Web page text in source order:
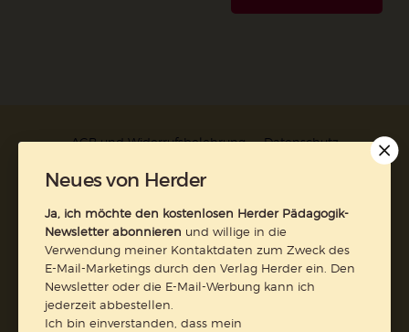
AGB und Widerrufsbelehrung
Datenschutz
Vertrag widerrufen
Abo online kündigen
Neues von Herder
Ja, ich möchte den kostenlosen Herder Pädagogik-
Newsletter abonnieren und willige in die
Verwendung meiner Kontaktdaten zum Zweck des
E-Mail-Marketings durch den Verlag Herder ein. Den
Newsletter oder die E-Mail-Werbung kann ich
jederzeit abbestellen.
Ich bin einverstanden, dass mein